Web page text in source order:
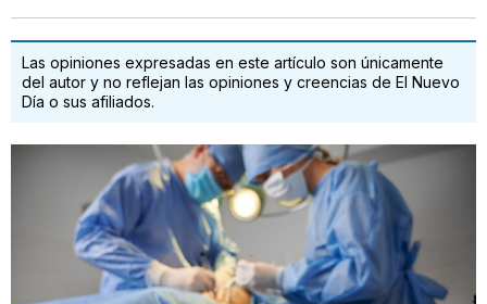
Las opiniones expresadas en este artículo son únicamente
del autor y no reflejan las opiniones y creencias de El Nuevo
Día o sus afiliados.